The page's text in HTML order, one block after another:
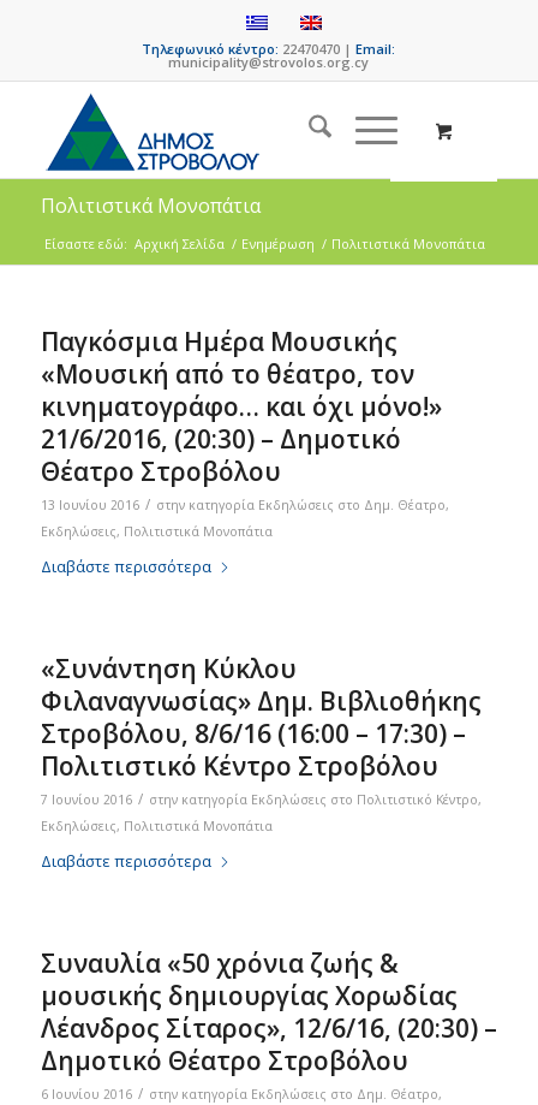
Τηλεφωνικό κέντρο: 22470470 |Email:
municipality@strovolos.org.cy
Πολιτιστικά Μονοπάτια
Είσαστε εδώ: Αρχική Σελίδα / Ενημέρωση / Πολιτιστικά Μονοπάτια
Παγκόσμια Ημέρα Μουσικής
«Μουσική από το θέατρο, τον
κινηματογράφο… και όχι μόνο!»
21/6/2016, (20:30) – Δημοτικό
Θέατρο Στροβόλου
13 Ιουνίου 2016 / στην κατηγορία Eκδηλώσεις στο Δημ. Θέατρο,
Εκδηλώσεις, Πολιτιστικά Μονοπάτια
Διαβάστε περισσότερα
«Συνάντηση Κύκλου
Φιλαναγνωσίας» Δημ. Βιβλιοθήκης
Στροβόλου, 8/6/16 (16:00 – 17:30) –
Πολιτιστικό Κέντρο Στροβόλου
7 Ιουνίου 2016 / στην κατηγορία Eκδηλώσεις στο Πολιτιστικό Κέντρο,
Εκδηλώσεις, Πολιτιστικά Μονοπάτια
Διαβάστε περισσότερα
Συναυλία «50 χρόνια ζωής &
μουσικής δημιουργίας Χορωδίας
Λέανδρος Σίταρος», 12/6/16, (20:30) –
Δημοτικό Θέατρο Στροβόλου
6 Ιουνίου 2016 / στην κατηγορία Eκδηλώσεις στο Δημ. Θέατρο,